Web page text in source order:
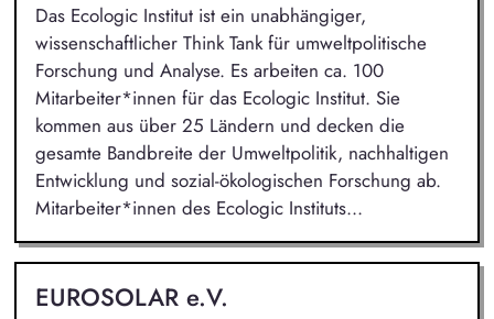
Das Ecologic Institut ist ein unabhängiger,
wissenschaftlicher Think Tank für umweltpolitische
Forschung und Analyse. Es arbeiten ca. 100
Mitarbeiter*innen für das Ecologic Institut. Sie
kommen aus über 25 Ländern und decken die
gesamte Bandbreite der Umweltpolitik, nachhaltigen
Entwicklung und sozial-ökologischen Forschung ab.
Mitarbeiter*innen des Ecologic Instituts...
EUROSOLAR e.V.